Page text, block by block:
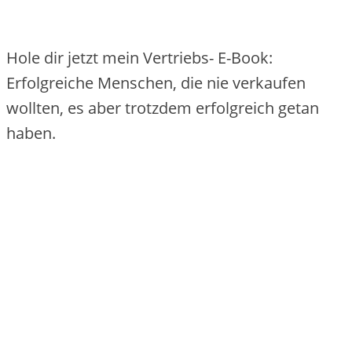
Hole dir jetzt mein Vertriebs- E-Book:
Erfolgreiche Menschen, die nie verkaufen
wollten, es aber trotzdem erfolgreich getan
haben.